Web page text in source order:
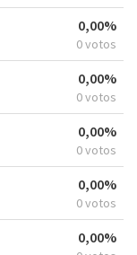
0,00%
0 votos
0,00%
0 votos
0,00%
0 votos
0,00%
0 votos
0,00%